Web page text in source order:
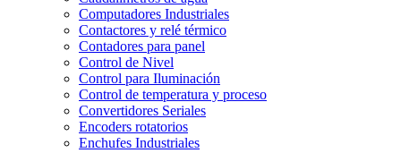
Computadores Industriales
Contactores y relé térmico
Contadores para panel
Control de Nivel
Control para Iluminación
Control de temperatura y proceso
Convertidores Seriales
Encoders rotatorios
Enchufes Industriales